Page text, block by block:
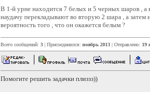
В 1-й урне находится 7 белых и 5 черных шаров ,
наудачу перекладывают во вторую 2 шара , а
вероятность того , что он окажется белым ?
Всего сообщений: 3 | Присоединился: ноябрь 2013 | Отправлено: 19
Помогите решить задачки плиззз))